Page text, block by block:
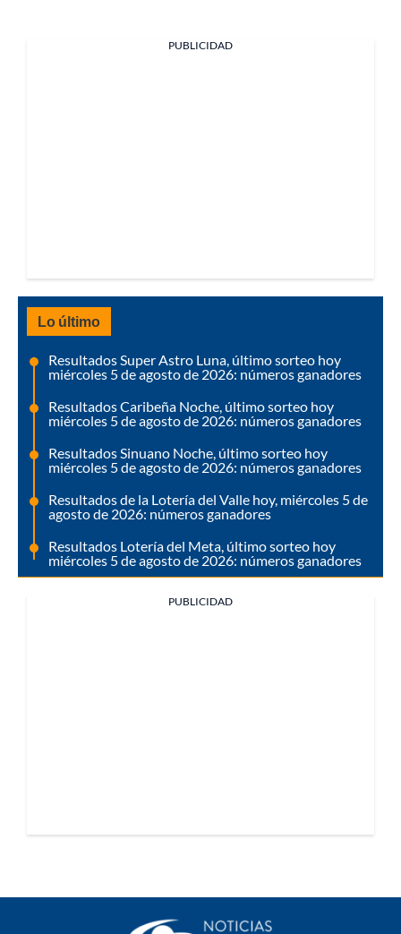
PUBLICIDAD
Lo último
Resultados Super Astro Luna, último sorteo hoy
miércoles 5 de agosto de 2026: números ganadores
Resultados Caribeña Noche, último sorteo hoy
miércoles 5 de agosto de 2026: números ganadores
Resultados Sinuano Noche, último sorteo hoy
miércoles 5 de agosto de 2026: números ganadores
Resultados de la Lotería del Valle hoy, miércoles 5 de
agosto de 2026: números ganadores
Resultados Lotería del Meta, último sorteo hoy
miércoles 5 de agosto de 2026: números ganadores
PUBLICIDAD